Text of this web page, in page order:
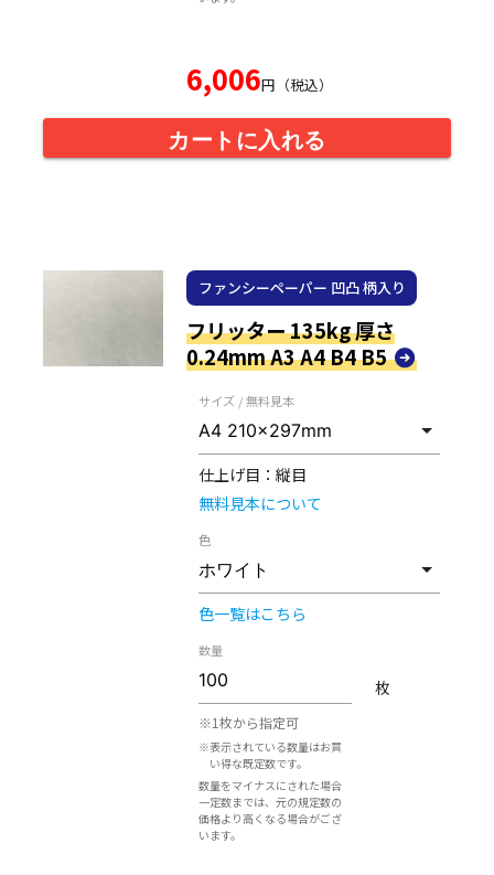
6,006円（税込）
カートに入れる
ファンシーペーパー 凹凸 柄入り
フリッター 135kg 厚さ
0.24mm A3 A4 B4 B5
サイズ / 無料見本
仕上げ目： 縦目
無料見本について
色
色一覧はこちら
数量
※1枚から指定可
※表示されている数量はお買
い得な既定数です。
数量をマイナスにされた場合
一定数までは、元の規定数の
価格より高くなる場合がござ
います。
枚